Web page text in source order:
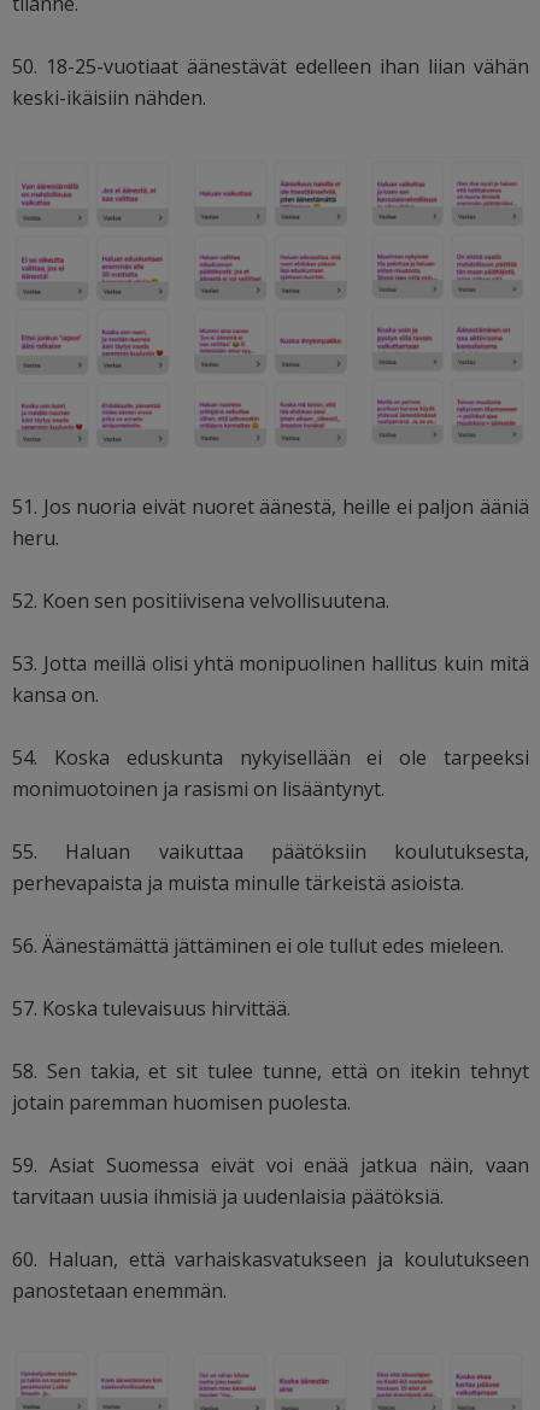
50. 18-25-vuotiaat äänestävät edelleen ihan liian vähän
keski-ikäisiin nähden.
51. Jos nuoria eivät nuoret äänestä, heille ei paljon ääniä
heru.
52. Koen sen positiivisena velvollisuutena.
53. Jotta meillä olisi yhtä monipuolinen hallitus kuin mitä
kansa on.
54. Koska eduskunta nykyisellään ei ole tarpeeksi
monimuotoinen ja rasismi on lisääntynyt.
55. Haluan vaikuttaa päätöksiin koulutuksesta,
perhevapaista ja muista minulle tärkeistä asioista.
56. Äänestämättä jättäminen ei ole tullut edes mieleen.
57. Koska tulevaisuus hirvittää.
58. Sen takia, et sit tulee tunne, että on itekin tehnyt
jotain paremman huomisen puolesta.
59. Asiat Suomessa eivät voi enää jatkua näin, vaan
tarvitaan uusia ihmisiä ja uudenlaisia päätöksiä.
60. Haluan, että varhaiskasvatukseen ja koulutukseen
panostetaan enemmän.